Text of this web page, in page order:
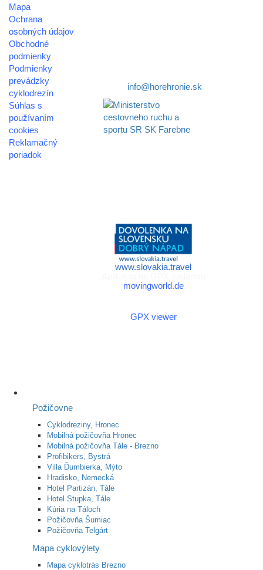
Mapa
Ochrana
osobných údajov
Obchodné
podmienky
Podmienky
prevádzky
cyklodrezín
Súhlas s
používaním
cookies
Reklamačný
poriadok
info@horehronie.sk
www.slovakia.travel
movingworld.de
GPX viewer
Požičovne
Cyklodreziny, Hronec
Mobilná požičovňa Hronec
Mobilná požičovňa Tále - Brezno
Profibikers, Bystrá
Villa Ďumbierka, Mýto
Hradisko, Nemecká
Hotel Partizán, Tále
Hotel Stupka, Tále
Kúria na Táloch
Požičovňa Šumiac
Požičovňa Telgárt
Mapa cyklovýlety
Mapa cyklotrás Brezno